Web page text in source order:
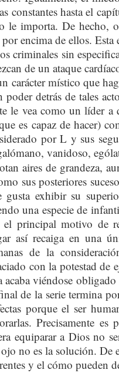
constantes hasta el
le importa. De hecho,
por encima de ellos.
criminales sin
de un ataque
carácter místico que
poder detrás de tales
le vea como un líder
es capaz de hacer)
por L y sus
vanidoso,
aires de grandeza,
sus posteriores
exhibir su
una especie de
el principal motivo de
así recaiga en una
de la
con la potestad de
acaba viéndose obligado
de la serie termina
porque el ser
Precisamente
equiparar a Dios no
no es la solución. De
y el cómo pueden